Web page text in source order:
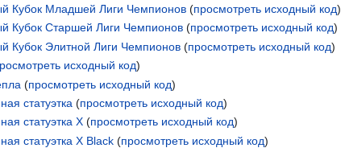
Кубок Младшей Лиги Чемпионов (просмотреть исходный код)
Кубок Старшей Лиги Чемпионов (просмотреть исходный код)
Кубок Элитной Лиги Чемпионов (просмотреть исходный код)
исходный код)
(просмотреть исходный код)
статуэтка (просмотреть исходный код)
статуэтка X (просмотреть исходный код)
статуэтка X Black (просмотреть исходный код)